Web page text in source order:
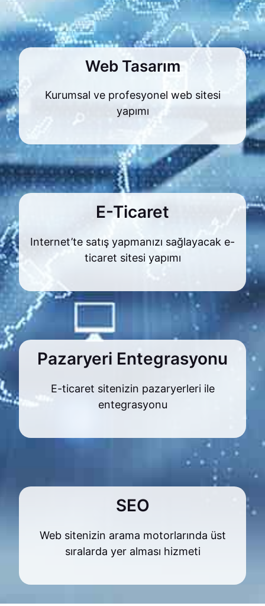
Web Tasarım
Kurumsal ve profesyonel web sitesi
yapımı
E-Ticaret
Internet’te satış yapmanızı sağlayacak e-
ticaret sitesi yapımı
Pazaryeri Entegrasyonu
E-ticaret sitenizin pazaryerleri ile
entegrasyonu
SEO
Web sitenizin arama motorlarında üst
sıralarda yer alması hizmeti